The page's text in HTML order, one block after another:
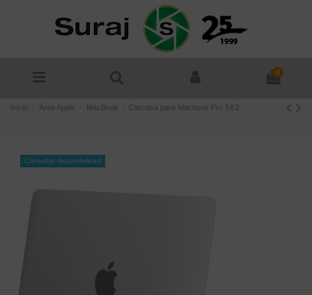
0
Inicio Área Apple MacBook Carcasa para Macbook Pro 14.2
Consultar disponibilidad